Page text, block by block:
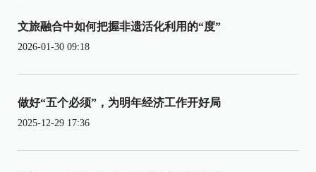
文旅融合中如何把握非遗活化利用的“度”
2026-01-30 09:18
做好“五个必须”，为明年经济工作开好局
2025-12-29 17:36